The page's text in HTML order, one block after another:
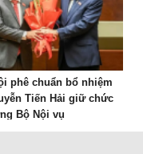
phê chuẩn bổ nhiệm
Tiến Hải giữ chức
Bộ Nội vụ